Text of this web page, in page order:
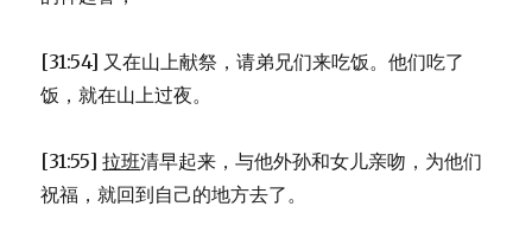
[31:54] 又在山上献祭，请弟兄们来吃饭。他们吃了
饭，就在山上过夜。
[31:55]拉班清早起来，与他外孙和女儿亲吻，为他们
祝福，就回到自己的地方去了。